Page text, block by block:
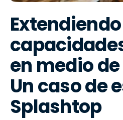
en medio de
Un caso de
Splashtop